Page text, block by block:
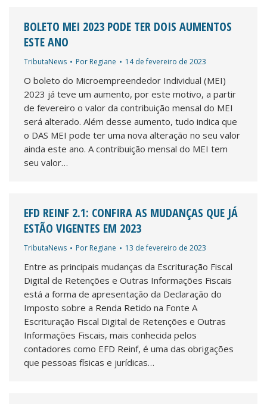
BOLETO MEI 2023 PODE TER DOIS AUMENTOS
ESTE ANO
TributaNews Por Regiane 14 de fevereiro de 2023
O boleto do Microempreendedor Individual (MEI)
2023 já teve um aumento, por este motivo, a partir
de fevereiro o valor da contribuição mensal do MEI
será alterado. Além desse aumento, tudo indica que
o DAS MEI pode ter uma nova alteração no seu valor
ainda este ano. A contribuição mensal do MEI tem
seu valor…
EFD REINF 2.1: CONFIRA AS MUDANÇAS QUE JÁ
ESTÃO VIGENTES EM 2023
TributaNews Por Regiane 13 de fevereiro de 2023
Entre as principais mudanças da Escrituração Fiscal
Digital de Retenções e Outras Informações Fiscais
está a forma de apresentação da Declaração do
Imposto sobre a Renda Retido na Fonte A
Escrituração Fiscal Digital de Retenções e Outras
Informações Fiscais, mais conhecida pelos
contadores como EFD Reinf, é uma das obrigações
que pessoas físicas e jurídicas…